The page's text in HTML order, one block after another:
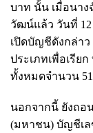
บาท นั้น เมื่อนาง
วัฒน์แล้ว วันที่ 12
เปิดบัญชีดังกล่า
ประเภทเพื่อเรีย
ทั้งหมดจำนวน
นอกจากนี้ ยังถอ
(มหาชน) บัญชีเ